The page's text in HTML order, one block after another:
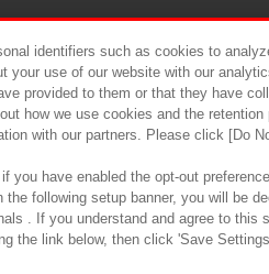
食
identifiers such as cookies to
your use of our website with our
provided to them or that they have
how we use cookies and the
with our partners. Please click [Do
you have enabled the opt-out
the following setup banner, you will be
. If you understand and agree to this
the link below, then click 'Save